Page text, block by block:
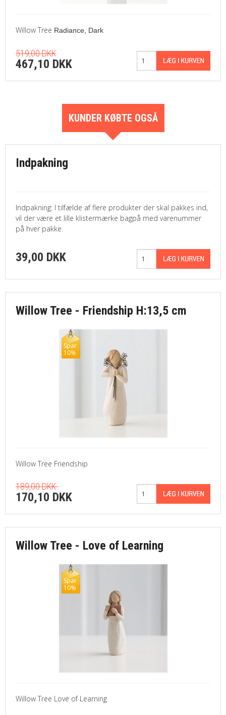
Willow Tree Radiance, Dark
519,00 DKK
467,10 DKK
KUNDER KØBTE OGSÅ
Indpakning
Indpakning: I tilfælde af flere produkter der skal pakkes ind,
vil der være et lille klistermærke bagpå med varenummer
på hver pakke.
39,00 DKK
Willow Tree - Friendship H:13,5 cm
Spar
10%
Willow Tree Friendship
189,00 DKK
170,10 DKK
Willow Tree - Love of Learning
Spar
10%
Willow Tree Love of Learning